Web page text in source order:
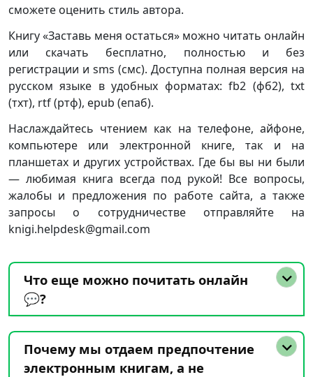
сможете оценить стиль автора.
Книгу «Заставь меня остаться» можно читать онлайн
или скачать бесплатно, полностью и без
регистрации и sms (смс). Доступна полная версия на
русском языке в удобных форматах: fb2 (фб2), txt
(тхт), rtf (ртф), epub (епаб).
Наслаждайтесь чтением как на телефоне, айфоне,
компьютере или электронной книге, так и на
планшетах и других устройствах. Где бы вы ни были
— любимая книга всегда под рукой! Все вопросы,
жалобы и предложения по работе сайта, а также
запросы о сотрудничестве отправляйте на
knigi.helpdesk@gmail.com
Что еще можно почитать онлайн
💬?
Почему мы отдаем предпочтение
электронным книгам, а не